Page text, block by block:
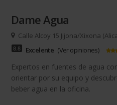
Dame Agua
Calle Alcoy 15 Jijona/Xixona
8.8 Excelente (Ver opiniones)
Expertos en fuentes de agua
orientar por su equipo y
beber agua en la oficina.